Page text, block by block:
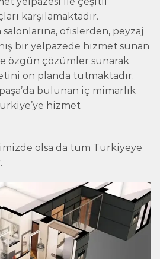
karşılamaktadır.
ofislerden, peyzaj
bir yelpazede hizmet sunan
özgün çözümler sunarak
ön planda tutmaktadır.
bulunan iç mimarlık
hizmet
olsa da tüm Türkiyeye